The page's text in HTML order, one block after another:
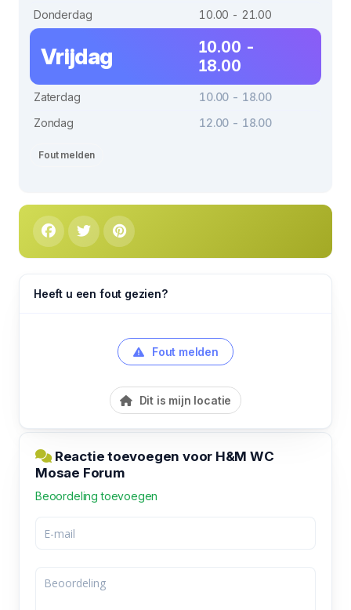
Donderdag
10.00 - 21.00
Vrijdag
10.00 -
18.00
Zaterdag
10.00 - 18.00
Zondag
12.00 - 18.00
Fout melden
Heeft u een fout gezien?
Fout melden
Dit is mijn locatie
Reactie toevoegen voor H&M WC
Mosae Forum
Beoordeling toevoegen